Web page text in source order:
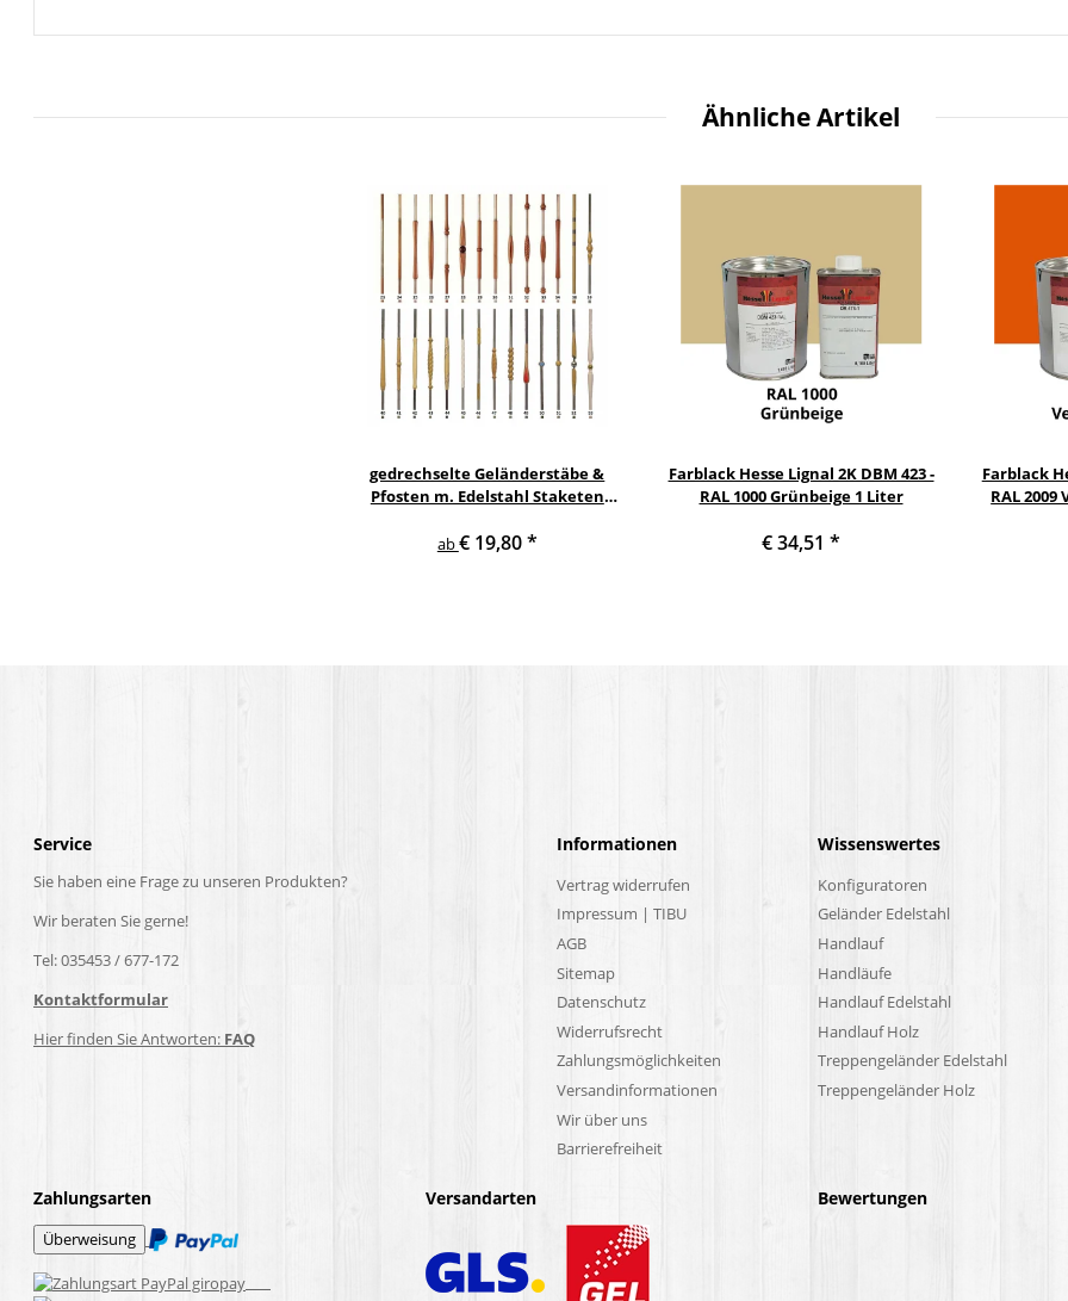
Ähnliche Artikel
gedrechselte Geländerstäbe &
Pfosten m. Edelstahl Staketen
ab€ 19,80*
Farblack Hesse Lignal 2K DBM 423 -
RAL 1000 Grünbeige 1 Liter
€ 34,51 *
Farblack
RAL
Service
Sie haben eine Frage zu unseren Produkten?
Wir beraten Sie gerne!
Tel: 035453 / 677-172
Kontaktformular
Hier finden Sie Antworten: FAQ
Informationen
Vertrag widerrufen
Impressum | TIBU
AGB
Sitemap
Datenschutz
Widerrufsrecht
Zahlungsmöglichkeiten
Versandinformationen
Wir über uns
Barrierefreiheit
Wissenswertes
Konfiguratoren
Geländer Edelstahl
Handlauf
Handläufe
Handlauf Edelstahl
Handlauf Holz
Treppengeländer Edelstahl
Treppengeländer Holz
Zahlungsarten Versandarten Bewertungen